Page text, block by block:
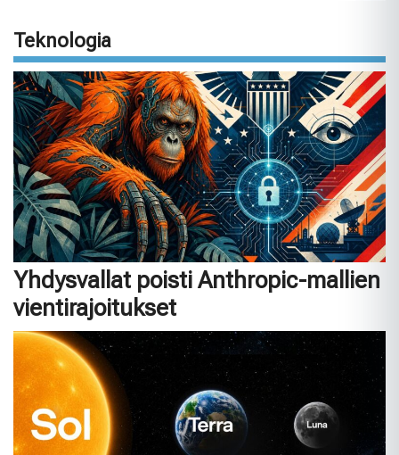
Teknologia
Yhdysvallat poisti Anthropic-mallien
vientirajoitukset